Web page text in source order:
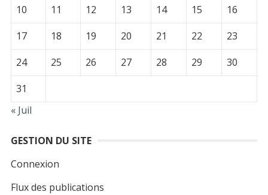
10
11 12 13 14 15
16
17
18 19 20 21 22
23
24
25 26 27 28 29
30
31
« Juil
GESTION DU SITE
Connexion
Flux des publications